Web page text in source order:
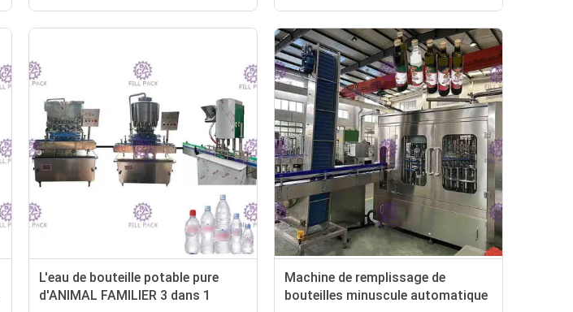
L'eau de bouteille potable pure
d'ANIMAL FAMILIER 3 dans 1
Machine de remplissage de
bouteilles minuscule automatique